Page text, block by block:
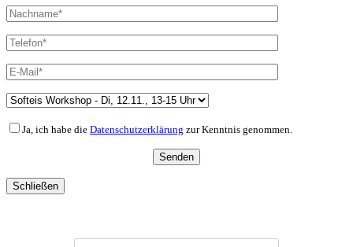
Ja, ich habe die Datenschutzerklärung zur Kenntnis genommen.
Schließen